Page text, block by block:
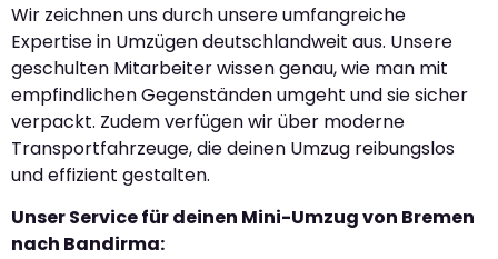
Wir zeichnen uns durch unsere umfangreiche
Expertise in Umzügen deutschlandweit aus. Unsere
geschulten Mitarbeiter wissen genau, wie man mit
empfindlichen Gegenständen umgeht und sie sicher
verpackt. Zudem verfügen wir über moderne
Transportfahrzeuge, die deinen Umzug reibungslos
und effizient gestalten.
Unser Service für deinen Mini-Umzug von Bremen
nach Bandirma: